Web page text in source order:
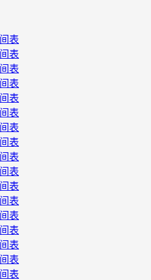
表
表
表
表
表
表
表
表
表
表
表
表
表
表
表
表
表